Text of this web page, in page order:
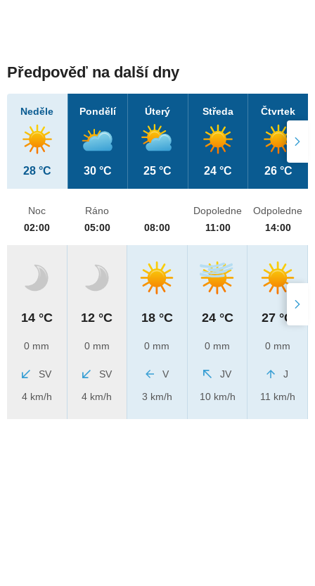
Předpověď na další dny
Neděle
28 °C
Pondělí
30 °C
Úterý
25 °C
Středa
24 °C
Čtvrtek
26 °C
Noc
02:00
14 °C
0 mm
SV
4 km/h
Ráno
05:00
12 °C
0 mm
SV
4 km/h
08:00
18 °C
0 mm
V
3 km/h
Dopoledne
11:00
24 °C
0 mm
JV
10 km/h
Odpoledne
14:00
27 °C
0 mm
J
11 km/h